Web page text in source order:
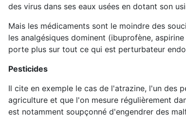
des virus dans ses eaux usées en dotant son
Mais les médicaments sont le moindre des
les analgésiques dominent (ibuprofène,
porte plus sur tout ce qui est perturbateur
Pesticides
Il cite en exemple le cas de l'atrazine, l'un des
agriculture et que l'on mesure régulièrement
est notamment soupçonné d'engendrer des